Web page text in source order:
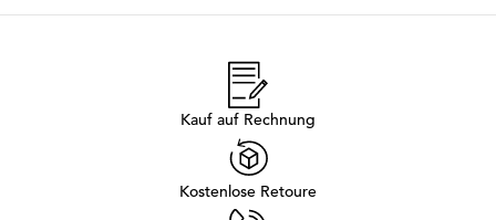
Kauf auf Rechnung
Kostenlose Retoure